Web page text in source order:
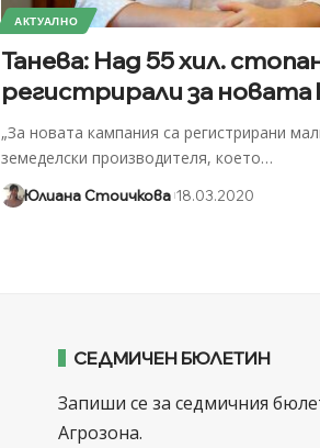
АКТУАЛНО
Танева: Над 55 хил.
регистрирали за новата
„За новата кампания са регистрирани
земеделски производителя, което…
Юлиана Стоичкова 18.03.2020
СЕДМИЧЕН БЮЛЕТИН
Запиши се за седмичния
Агрозона.